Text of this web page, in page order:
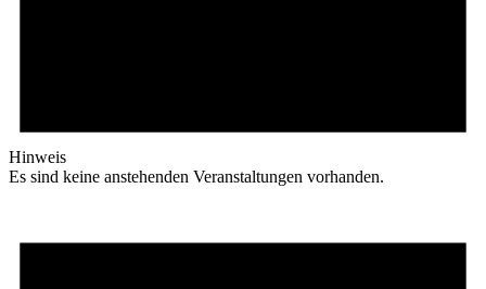
Hinweis
Es sind keine anstehenden Veranstaltungen vorhanden.